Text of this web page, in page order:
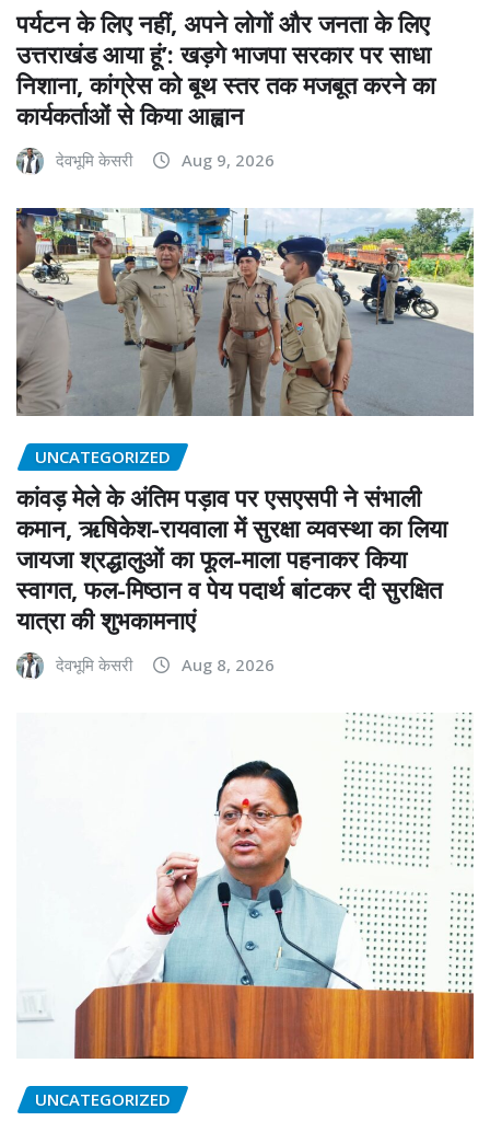
पर्यटन के लिए नहीं, अपने लोगों और जनता के लिए
उत्तराखंड आया हूं’: खड़गे भाजपा सरकार पर साधा
निशाना, कांग्रेस को बूथ स्तर तक मजबूत करने का
कार्यकर्ताओं से किया आह्वान
देवभूमि केसरी Aug 9, 2026
UNCATEGORIZED
कांवड़ मेले के अंतिम पड़ाव पर एसएसपी ने संभाली
कमान, ऋषिकेश-रायवाला में सुरक्षा व्यवस्था का लिया
जायजा श्रद्धालुओं का फूल-माला पहनाकर किया
स्वागत, फल-मिष्ठान व पेय पदार्थ बांटकर दी सुरक्षित
यात्रा की शुभकामनाएं
देवभूमि केसरी Aug 8, 2026
UNCATEGORIZED